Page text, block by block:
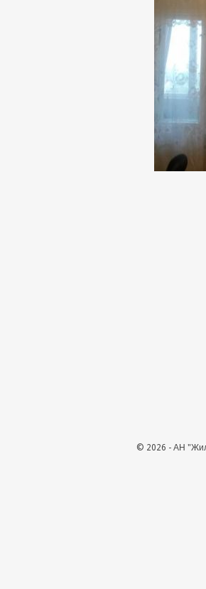
Раб.
+38
© 2026 - АН